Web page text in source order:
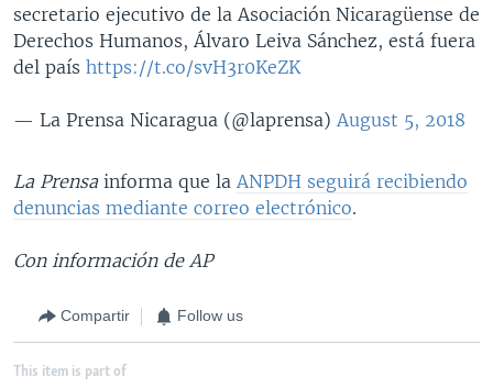
secretario ejecutivo de la Asociación Nicaragüense de
Derechos Humanos, Álvaro Leiva Sánchez, está fuera
del país https://t.co/svH3r0KeZK
— La Prensa Nicaragua (@laprensa) August 5, 2018
La Prensainforma que la ANPDH seguirá recibiendo
denuncias mediante correo electrónico.
Con información de AP
Compartir Follow us
This item is part of